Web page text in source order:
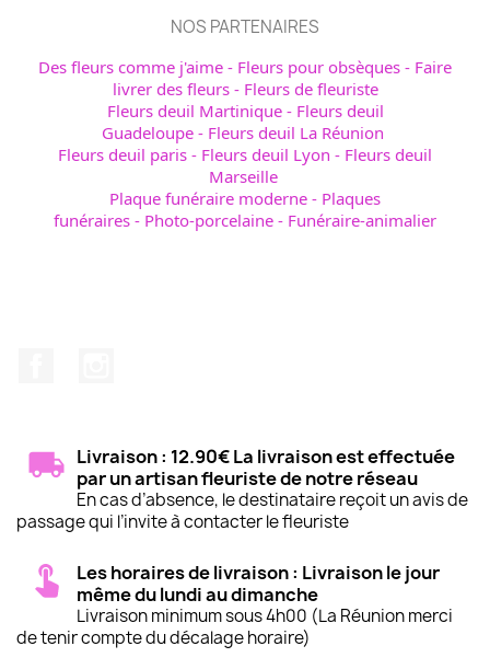
NOS PARTENAIRES
Des fleurs comme j'aime - Fleurs pour obsèques - Faire
livrer des fleurs - Fleurs de fleuriste
Fleurs deuil Martinique- Fleurs deuil
Guadeloupe - Fleurs deuil La Réunion
Fleurs deuil paris - Fleurs deuil Lyon - Fleurs deuil
Marseille
Plaque funéraire moderne - Plaques
funéraires - Photo-porcelaine - Funéraire-animalier
Livraison : 12.90€ La livraison est effectuée
par un artisan fleuriste de notre réseau
En cas d’absence, le destinataire reçoit un avis de
passage qui l’invite à contacter le fleuriste
Les horaires de livraison : Livraison le jour
même du lundi au dimanche
Livraison minimum sous 4h00 (La Réunion merci
de tenir compte du décalage horaire)